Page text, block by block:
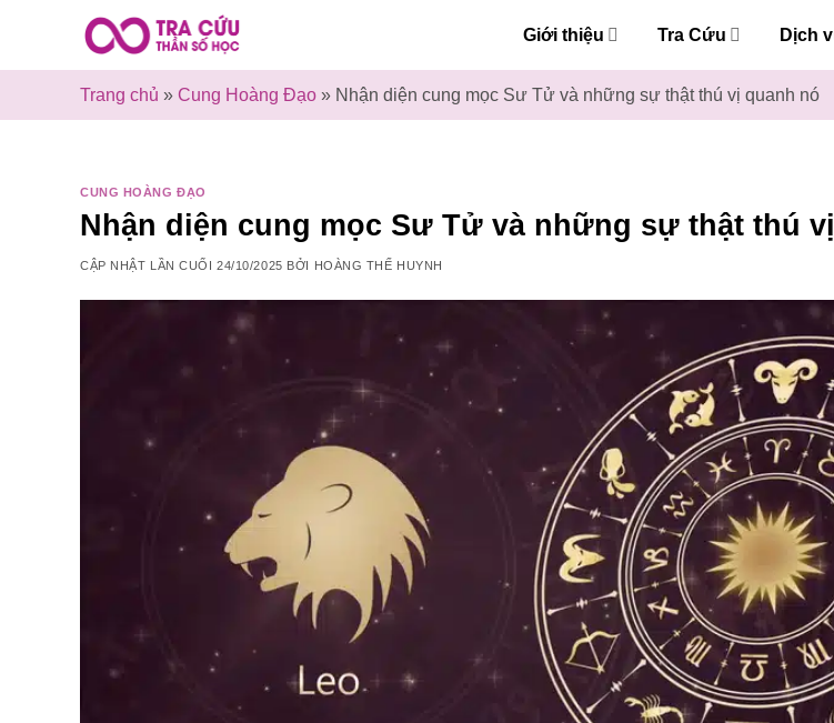
nội
Giới thiệu Tra Cứu Dịch
Trang chủ » Cung Hoàng Đạo » Nhận diện cung mọc Sư Tử và những sự thật thú vị quanh nó
CUNG HOÀNG ĐẠO
Nhận diện cung mọc Sư Tử và những sự thật thú
CẬP NHẬT LẦN CUỐI24/10/2025 BỞI HOÀNG THẾ HUYNH